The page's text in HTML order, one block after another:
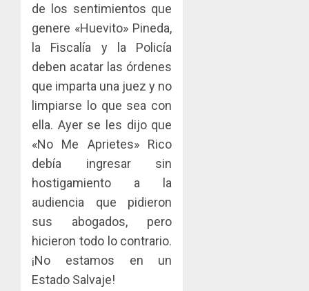
de los sentimientos que
genere «Huevito» Pineda,
la Fiscalía y la Policía
deben acatar las órdenes
que imparta una juez y no
limpiarse lo que sea con
ella. Ayer se les dijo que
«No Me Aprietes» Rico
debía ingresar sin
hostigamiento a la
audiencia que pidieron
sus abogados, pero
hicieron todo lo contrario.
¡No estamos en un
Estado Salvaje!